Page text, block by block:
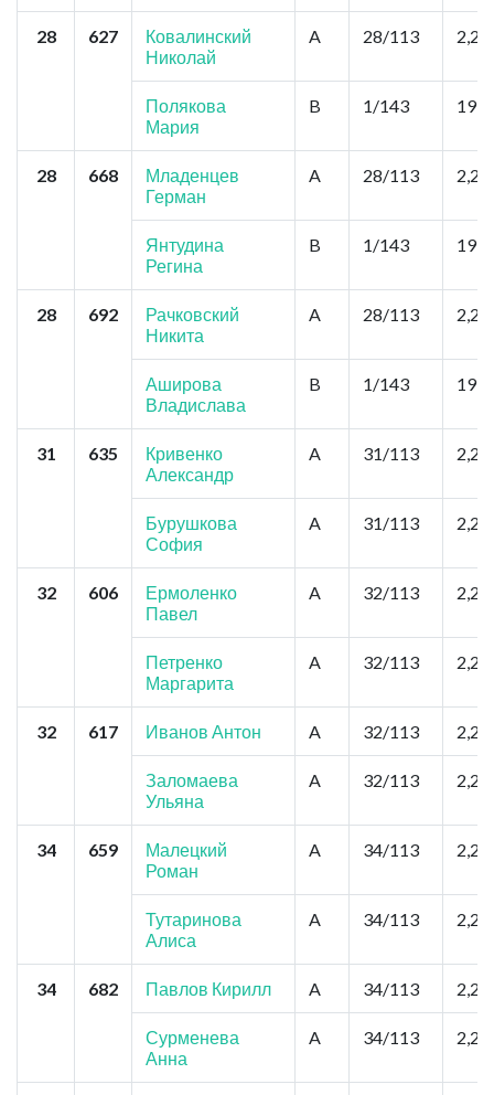
28 627
Ковалинский
Николай
A 28/113 2,2
Полякова
Мария
B 1/143 19,8
28 668
Младенцев
Герман
A 28/113 2,2
Янтудина
Регина
B 1/143 19,8
28 692
Рачковский
Никита
A 28/113 2,2
Аширова
Владислава
B 1/143 19,8
31 635
Кривенко
Александр
A 31/113 2,2
Бурушкова
София
A 31/113 2,2
32 606
Ермоленко
Павел
A 32/113 2,2
Петренко
Маргарита
A 32/113 2,2
32 617 Иванов Антон A 32/113 2,2
Заломаева
Ульяна
A 32/113 2,2
34 659
Малецкий
Роман
A 34/113 2,2
Тутаринова
Алиса
A 34/113 2,2
34 682 Павлов Кирилл A 34/113 2,2
Сурменева
Анна
A 34/113 2,2